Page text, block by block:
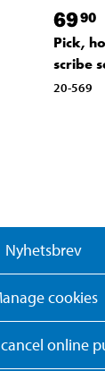
6990
Pick,
scribe
20-569
Nyhetsbrev
cookies
online